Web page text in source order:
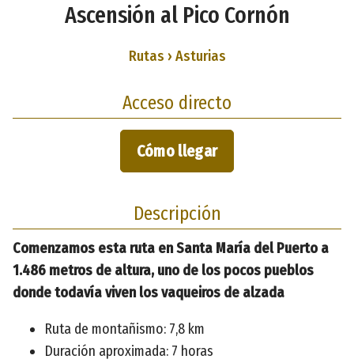
Ascensión al Pico Cornón
Rutas › Asturias
Acceso directo
Cómo llegar
Descripción
Comenzamos esta ruta en Santa María del Puerto a
1.486 metros de altura, uno de los pocos pueblos
donde todavía viven los vaqueiros de alzada
Ruta de montañismo: 7,8 km
Duración aproximada: 7 horas